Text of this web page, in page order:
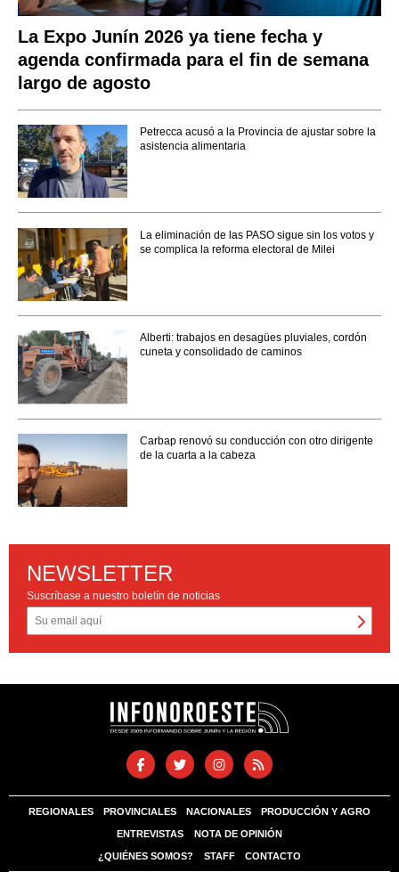
La Expo Junín 2026 ya tiene fecha y
agenda confirmada para el fin de semana
largo de agosto
Petrecca acusó a la Provincia de ajustar sobre la
asistencia alimentaria
La eliminación de las PASO sigue sin los votos y
se complica la reforma electoral de Milei
Alberti: trabajos en desagües pluviales, cordón
cuneta y consolidado de caminos
Carbap renovó su conducción con otro dirigente
de la cuarta a la cabeza
NEWSLETTER
Suscríbase a nuestro boletín de noticias
REGIONALES PROVINCIALES NACIONALES PRODUCCIÓN Y AGRO
ENTREVISTAS NOTA DE OPINIÓN
¿QUIÉNES SOMOS? STAFF CONTACTO